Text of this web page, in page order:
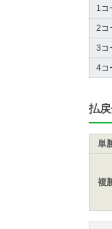
1コ
2コ
3コ
4コ
払
単
複